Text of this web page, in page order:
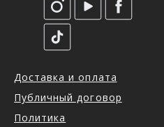
Доставка и оплата
Публичный договор
Политика